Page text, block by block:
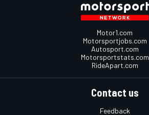
Motor1.com
Motorsportjobs.com
Autosport.com
Motorsportstats.com
RideApart.com
Contact us
Feedback